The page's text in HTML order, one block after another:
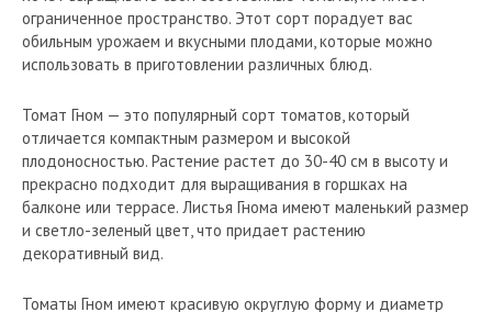
ограниченное пространство. Этот сорт порадует вас
обильным урожаем и вкусными плодами, которые можно
использовать в приготовлении различных блюд.
Томат Гном — это популярный сорт томатов, который
отличается компактным размером и высокой
плодоносностью. Растение растет до 30-40 см в высоту и
прекрасно подходит для выращивания в горшках на
балконе или террасе. Листья Гнома имеют маленький размер
и светло-зеленый цвет, что придает растению
декоративный вид.
Томаты Гном имеют красивую округлую форму и диаметр